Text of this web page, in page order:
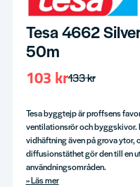
Tesa 4662
50m
133 kr
103 kr
Tesa byggtejp är proffsens
ventilationsrör och
vidhäftning även på grova
diffusionstäthet gör den till en
användningsområden.
Läs mer